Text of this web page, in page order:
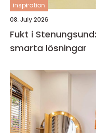
inspiration
08. July 2026
Fukt i
smarta lösningar